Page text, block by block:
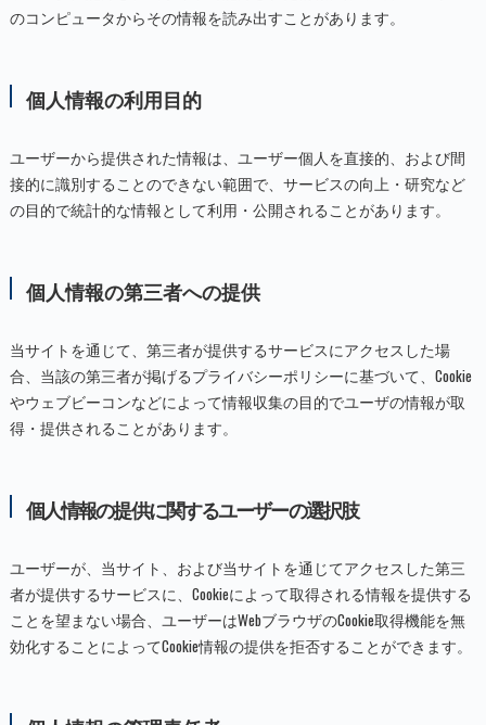
のコンピュータからその情報を読み出すことがあります。
個人情報の利用目的
ユーザーから提供された情報は、ユーザー個人を直接的、および間
接的に識別することのできない範囲で、サービスの向上・研究など
の目的で統計的な情報として利用・公開されることがあります。
個人情報の第三者への提供
当サイトを通じて、第三者が提供するサービスにアクセスした場
合、当該の第三者が掲げるプライバシーポリシーに基づいて、Cookie
やウェブビーコンなどによって情報収集の目的でユーザの情報が取
得・提供されることがあります。
個人情報の提供に関するユーザーの選択肢
ユーザーが、当サイト、および当サイトを通じてアクセスした第三
者が提供するサービスに、Cookieによって取得される情報を提供する
ことを望まない場合、ユーザーはWebブラウザのCookie取得機能を無
効化することによってCookie情報の提供を拒否することができます。